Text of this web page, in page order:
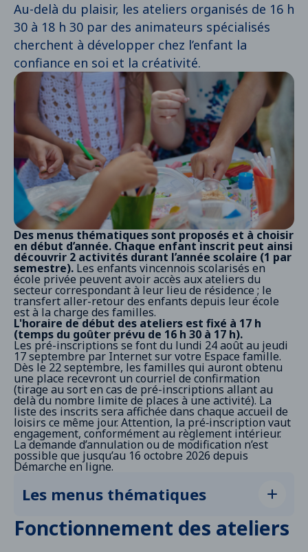
Au-delà du plaisir, les ateliers organisés de 16 h
30 à 18 h 30 par des animateurs spécialisés
cherchent à développer chez l’enfant la
confiance en soi et la créativité.
Des menus thématiques sont proposés et à choisir
en début d’année. Chaque enfant inscrit peut ainsi
découvrir 2 activités durant l’année scolaire (1 par
semestre). Les enfants vincennois scolarisés en
école privée peuvent avoir accès aux ateliers du
secteur correspondant à leur lieu de résidence ; le
transfert aller-retour des enfants depuis leur école
est à la charge des familles.
L'horaire de début des ateliers est fixé à 17 h
(temps du goûter prévu de 16 h 30 à 17 h).
Les pré-inscriptions se font du lundi 24 août au jeudi
17 septembre par Internet sur votre Espace famille.
Dès le 22 septembre, les familles qui auront obtenu
une place recevront un courriel de confirmation
(tirage au sort en cas de pré-inscriptions allant au
delà du nombre limite de places à une activité). La
liste des inscrits sera affichée dans chaque accueil de
loisirs ce même jour. Attention, la pré‑inscription vaut
engagement, conformément au règlement intérieur.
La demande d’annulation ou de modification n’est
possible que jusqu’au 16 octobre 2026 depuis
Démarche en ligne.
Les menus thématiques
Menu sciences et culture
Fonctionnement des ateliers